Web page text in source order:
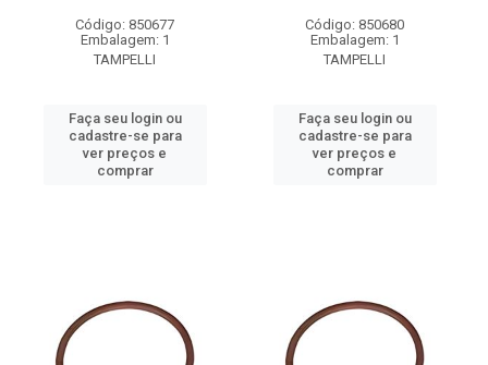
Código: 850677
Embalagem: 1
TAMPELLI
Faça seu login ou
cadastre-se para
ver preços e
comprar
Código: 850680
Embalagem: 1
TAMPELLI
Faça seu login ou
cadastre-se para
ver preços e
comprar